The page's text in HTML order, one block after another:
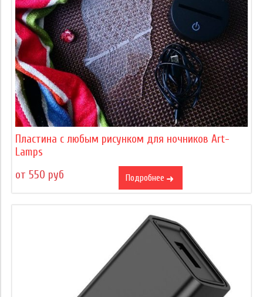
Пластина с любым рисунком для ночников Art-
Lamps
от 550 руб
Подробнее